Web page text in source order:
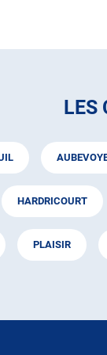
LES
HARDRICOURT
PLAISIR